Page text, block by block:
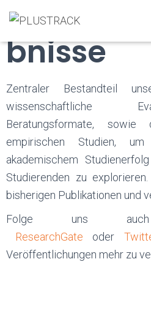
bnisse
Zentraler Bestandteil
wissenschaftliche
Beratungsformate,
empirischen Studien, um
akademischem
Studierenden zu
bisherigen Publikationen und
Folge uns
ResearchGate oder
Veröffentlichungen mehr zu